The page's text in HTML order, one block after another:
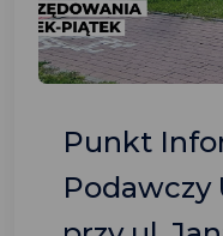
Punkt
Podawczy